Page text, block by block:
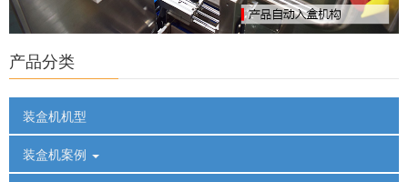
产品分类
装盒机机型
装盒机案例